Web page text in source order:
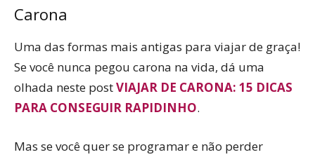
Carona
Uma das formas mais antigas para viajar de graça!
Se você nunca pegou carona na vida, dá uma
olhada neste postVIAJAR DE CARONA: 15 DICAS
PARA CONSEGUIR RAPIDINHO.
Mas se você quer se programar e não perder